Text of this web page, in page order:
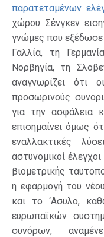
παρατεταμένων
χώρου Σένγκεν
γνώμες που εξέδωσε
Γαλλία, τη
Νορβηγία, τη
αναγνωρίζει ότι
προσωρινούς
για την ασφάλεια
επισημαίνει όμως
εναλλακτικές
αστυνομικοί
βιομετρικής
η εφαρμογή του
και το ‘Ασυλο,
ευρωπαϊκών
συνόρων,